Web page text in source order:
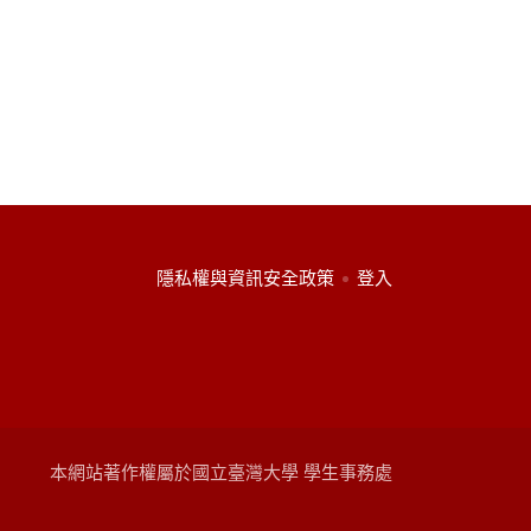
:::
隱私權與資訊安全政策 登入
本網站著作權屬於國立臺灣大學 學生事務處